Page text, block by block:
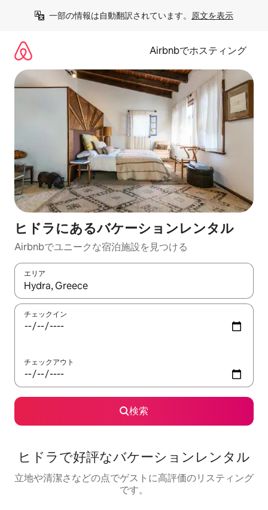
一部の情報は自動翻訳されています。 原文を表示
Airbnbでホスティング
ヒドラにあるバケーションレンタル
Airbnbでユニークな宿泊施設を見つける
エリア
検索結果が表示されたら、上下の矢印キーを使って移動するか
チェックイン
チェックアウト
検索
ヒドラで好評なバケーションレンタル
立地や清潔さなどの点でゲストに高評価のリスティング
です。